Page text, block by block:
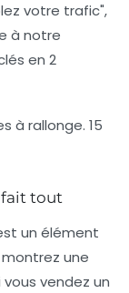
votre trafic",
à notre
en 2
à rallonge. 15
fait tout
un élément
une
vendez un